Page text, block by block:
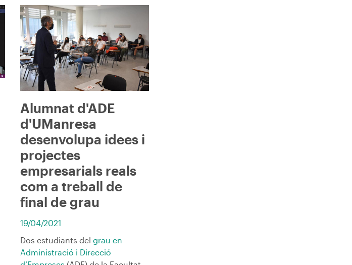
Imagen
Alumnat d'ADE
d'UManresa
desenvolupa idees i
projectes
empresarials reals
com a treball de
final de grau
19/04/2021
Dos estudiants del grau en
Administració i Direcció